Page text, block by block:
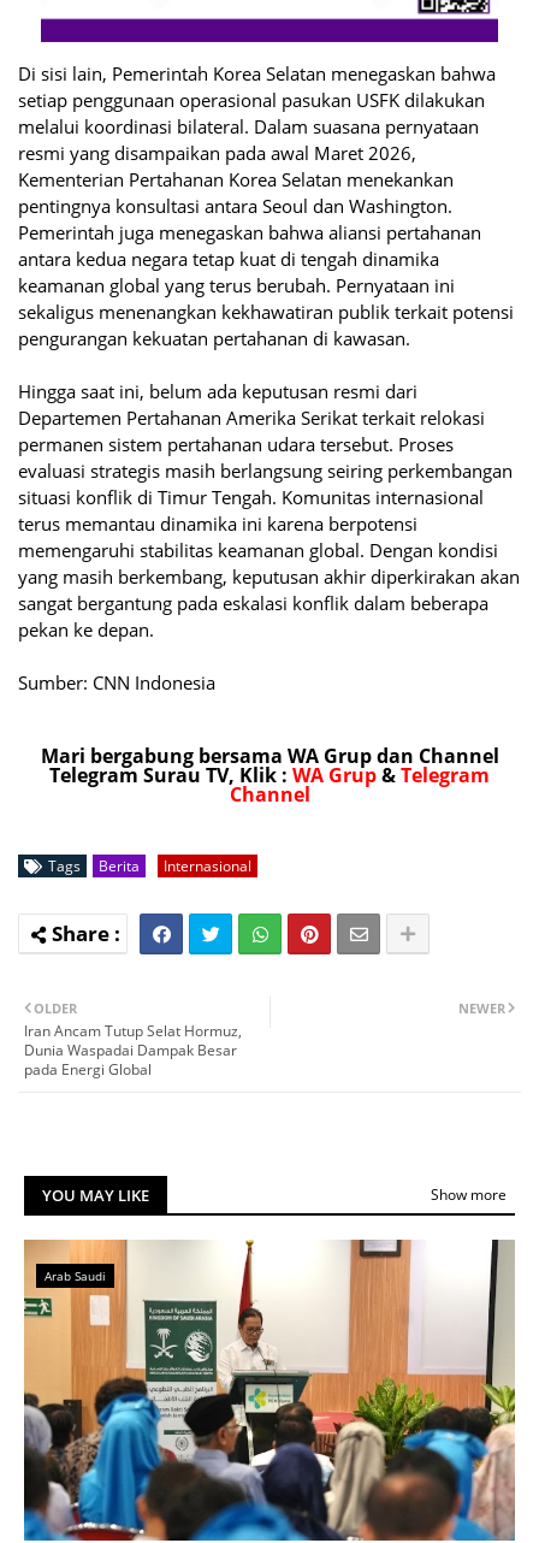
Di sisi lain, Pemerintah Korea Selatan menegaskan bahwa
setiap penggunaan operasional pasukan USFK dilakukan
melalui koordinasi bilateral. Dalam suasana pernyataan
resmi yang disampaikan pada awal Maret 2026,
Kementerian Pertahanan Korea Selatan menekankan
pentingnya konsultasi antara Seoul dan Washington.
Pemerintah juga menegaskan bahwa aliansi pertahanan
antara kedua negara tetap kuat di tengah dinamika
keamanan global yang terus berubah. Pernyataan ini
sekaligus menenangkan kekhawatiran publik terkait potensi
pengurangan kekuatan pertahanan di kawasan.
Hingga saat ini, belum ada keputusan resmi dari
Departemen Pertahanan Amerika Serikat terkait relokasi
permanen sistem pertahanan udara tersebut. Proses
evaluasi strategis masih berlangsung seiring perkembangan
situasi konflik di Timur Tengah. Komunitas internasional
terus memantau dinamika ini karena berpotensi
memengaruhi stabilitas keamanan global. Dengan kondisi
yang masih berkembang, keputusan akhir diperkirakan akan
sangat bergantung pada eskalasi konflik dalam beberapa
pekan ke depan.
Sumber: CNN Indonesia
Mari bergabung bersama WA Grup dan Channel
Telegram Surau TV, Klik : WA Grup&Telegram
Channel
Tags Berita Internasional
NEWER
OLDER
Iran Ancam Tutup Selat Hormuz,
Dunia Waspadai Dampak Besar
pada Energi Global
YOU MAY LIKE Show more
Arab Saudi